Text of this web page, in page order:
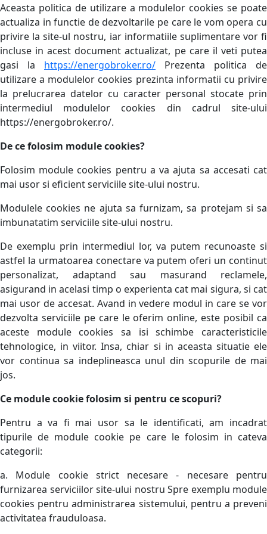
Aceasta politica de utilizare a modulelor cookies se poate
actualiza in functie de dezvoltarile pe care le vom opera cu
privire la site-ul nostru, iar informatiile suplimentare vor fi
incluse in acest document actualizat, pe care il veti putea
gasi la https://energobroker.ro/ Prezenta politica de
utilizare a modulelor cookies prezinta informatii cu privire
la prelucrarea datelor cu caracter personal stocate prin
intermediul modulelor cookies din cadrul site-ului
https://energobroker.ro/.
De ce folosim module cookies?
Folosim module cookies pentru a va ajuta sa accesati cat
mai usor si eficient serviciile site-ului nostru.
Modulele cookies ne ajuta sa furnizam, sa protejam si sa
imbunatatim serviciile site-ului nostru.
De exemplu prin intermediul lor, va putem recunoaste si
astfel la urmatoarea conectare va putem oferi un continut
personalizat, adaptand sau masurand reclamele,
asigurand in acelasi timp o experienta cat mai sigura, si cat
mai usor de accesat. Avand in vedere modul in care se vor
dezvolta serviciile pe care le oferim online, este posibil ca
aceste module cookies sa isi schimbe caracteristicile
tehnologice, in viitor. Insa, chiar si in aceasta situatie ele
vor continua sa indeplineasca unul din scopurile de mai
jos.
Ce module cookie folosim si pentru ce scopuri?
Pentru a va fi mai usor sa le identificati, am incadrat
tipurile de module cookie pe care le folosim in cateva
categorii:
a. Module cookie strict necesare - necesare pentru
furnizarea serviciilor site-ului nostru Spre exemplu module
cookies pentru administrarea sistemului, pentru a preveni
activitatea frauduloasa.